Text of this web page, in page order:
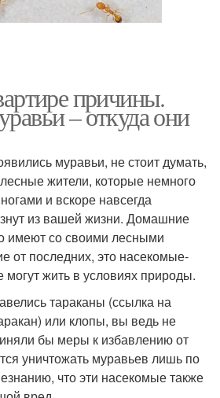
причины.
– откуда они
муравьи, не стоит думать,
жители, которые немного
и вскоре навсегда
из вашей жизни. Домашние
имеют со своими лесными
от последних, это насекомые-
могут жить в условиях природы.
тараканы (ссылка на
или клопы, вы ведь не
бы меры к избавлению от
уничтожать муравьев лишь по
что эти насекомые также